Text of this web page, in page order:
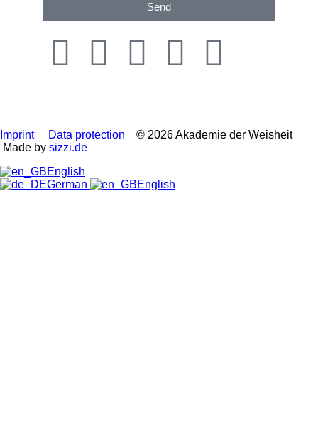
Send
Imprint Data protection © 2026 Akademie der Weisheit
Made by sizzi.de
English
German
English